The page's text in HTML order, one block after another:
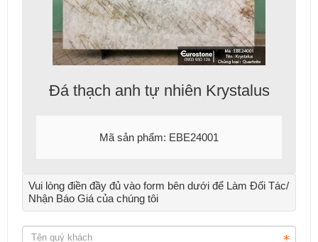
Đá thạch anh tự nhiên Krystalus
Mã sản phẩm: EBE24001
Vui lòng điền đầy đủ vào form bên dưới để Làm Đối Tác/
Nhận Báo Giá của chúng tôi